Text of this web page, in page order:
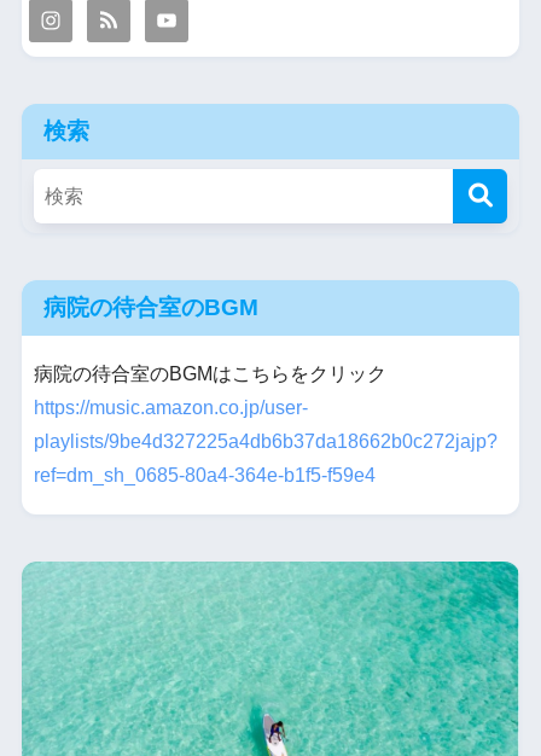
検索
病院の待合室のBGM
病院の待合室のBGMはこちらをクリック
https://music.amazon.co.jp/user-
playlists/9be4d327225a4db6b37da18662b0c272jajp?
ref=dm_sh_0685-80a4-364e-b1f5-f59e4